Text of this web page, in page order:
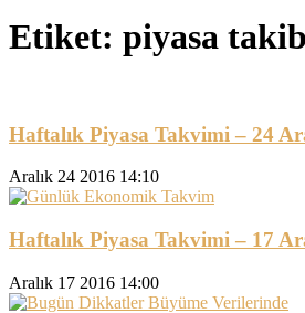
Etiket: piyasa
Haftalık Piyasa Takvimi – 24
Aralık 24 2016 14:10
Haftalık Piyasa Takvimi – 17
Aralık 17 2016 14:00